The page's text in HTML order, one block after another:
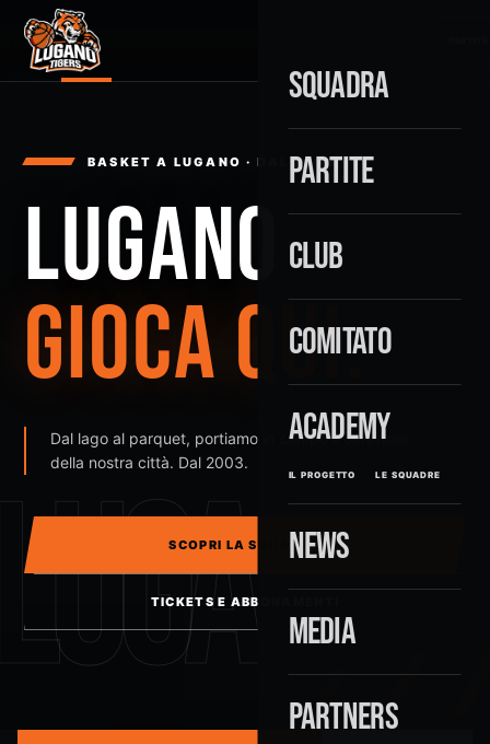
SQUADRA
PARTITE
CLUB
COMITATO
ACADEMY
IL PROGETTO LE SQUADRE
NEWS
MEDIA
PARTNERS
BASKET A LUGANO · DAL 2003
LUGANO
GIOCA QUI.
Dal lago al parquet, portiamo in campo il carattere
della nostra città. Dal 2003.
SCOPRI LA SQUADRA
TICKETS E ABBONAMENTI